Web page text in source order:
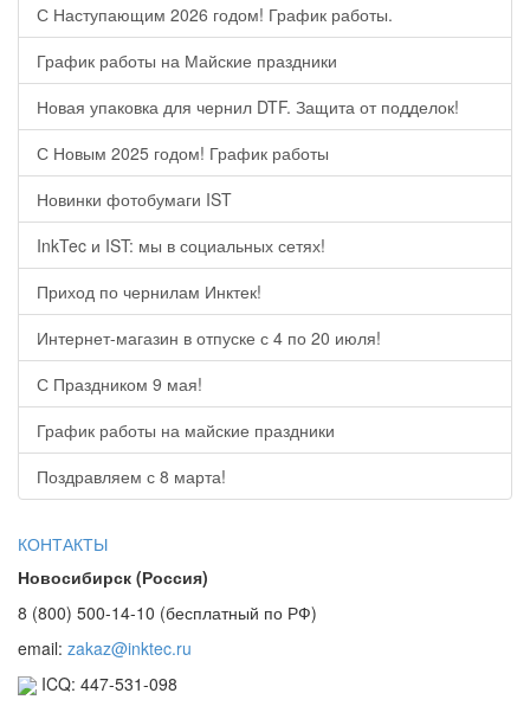
С Наступающим 2026 годом! График работы.
График работы на Майские праздники
Новая упаковка для чернил DTF. Защита от подделок!
С Новым 2025 годом! График работы
Новинки фотобумаги IST
InkTec и IST: мы в социальных сетях!
Приход по чернилам Инктек!
Интернет-магазин в отпуске с 4 по 20 июля!
С Праздником 9 мая!
График работы на майские праздники
Поздравляем с 8 марта!
КОНТАКТЫ
Новосибирск (Россия)
8 (800) 500-14-10 (бесплатный по РФ)
email: zakaz@inktec.ru
ICQ: 447-531-098